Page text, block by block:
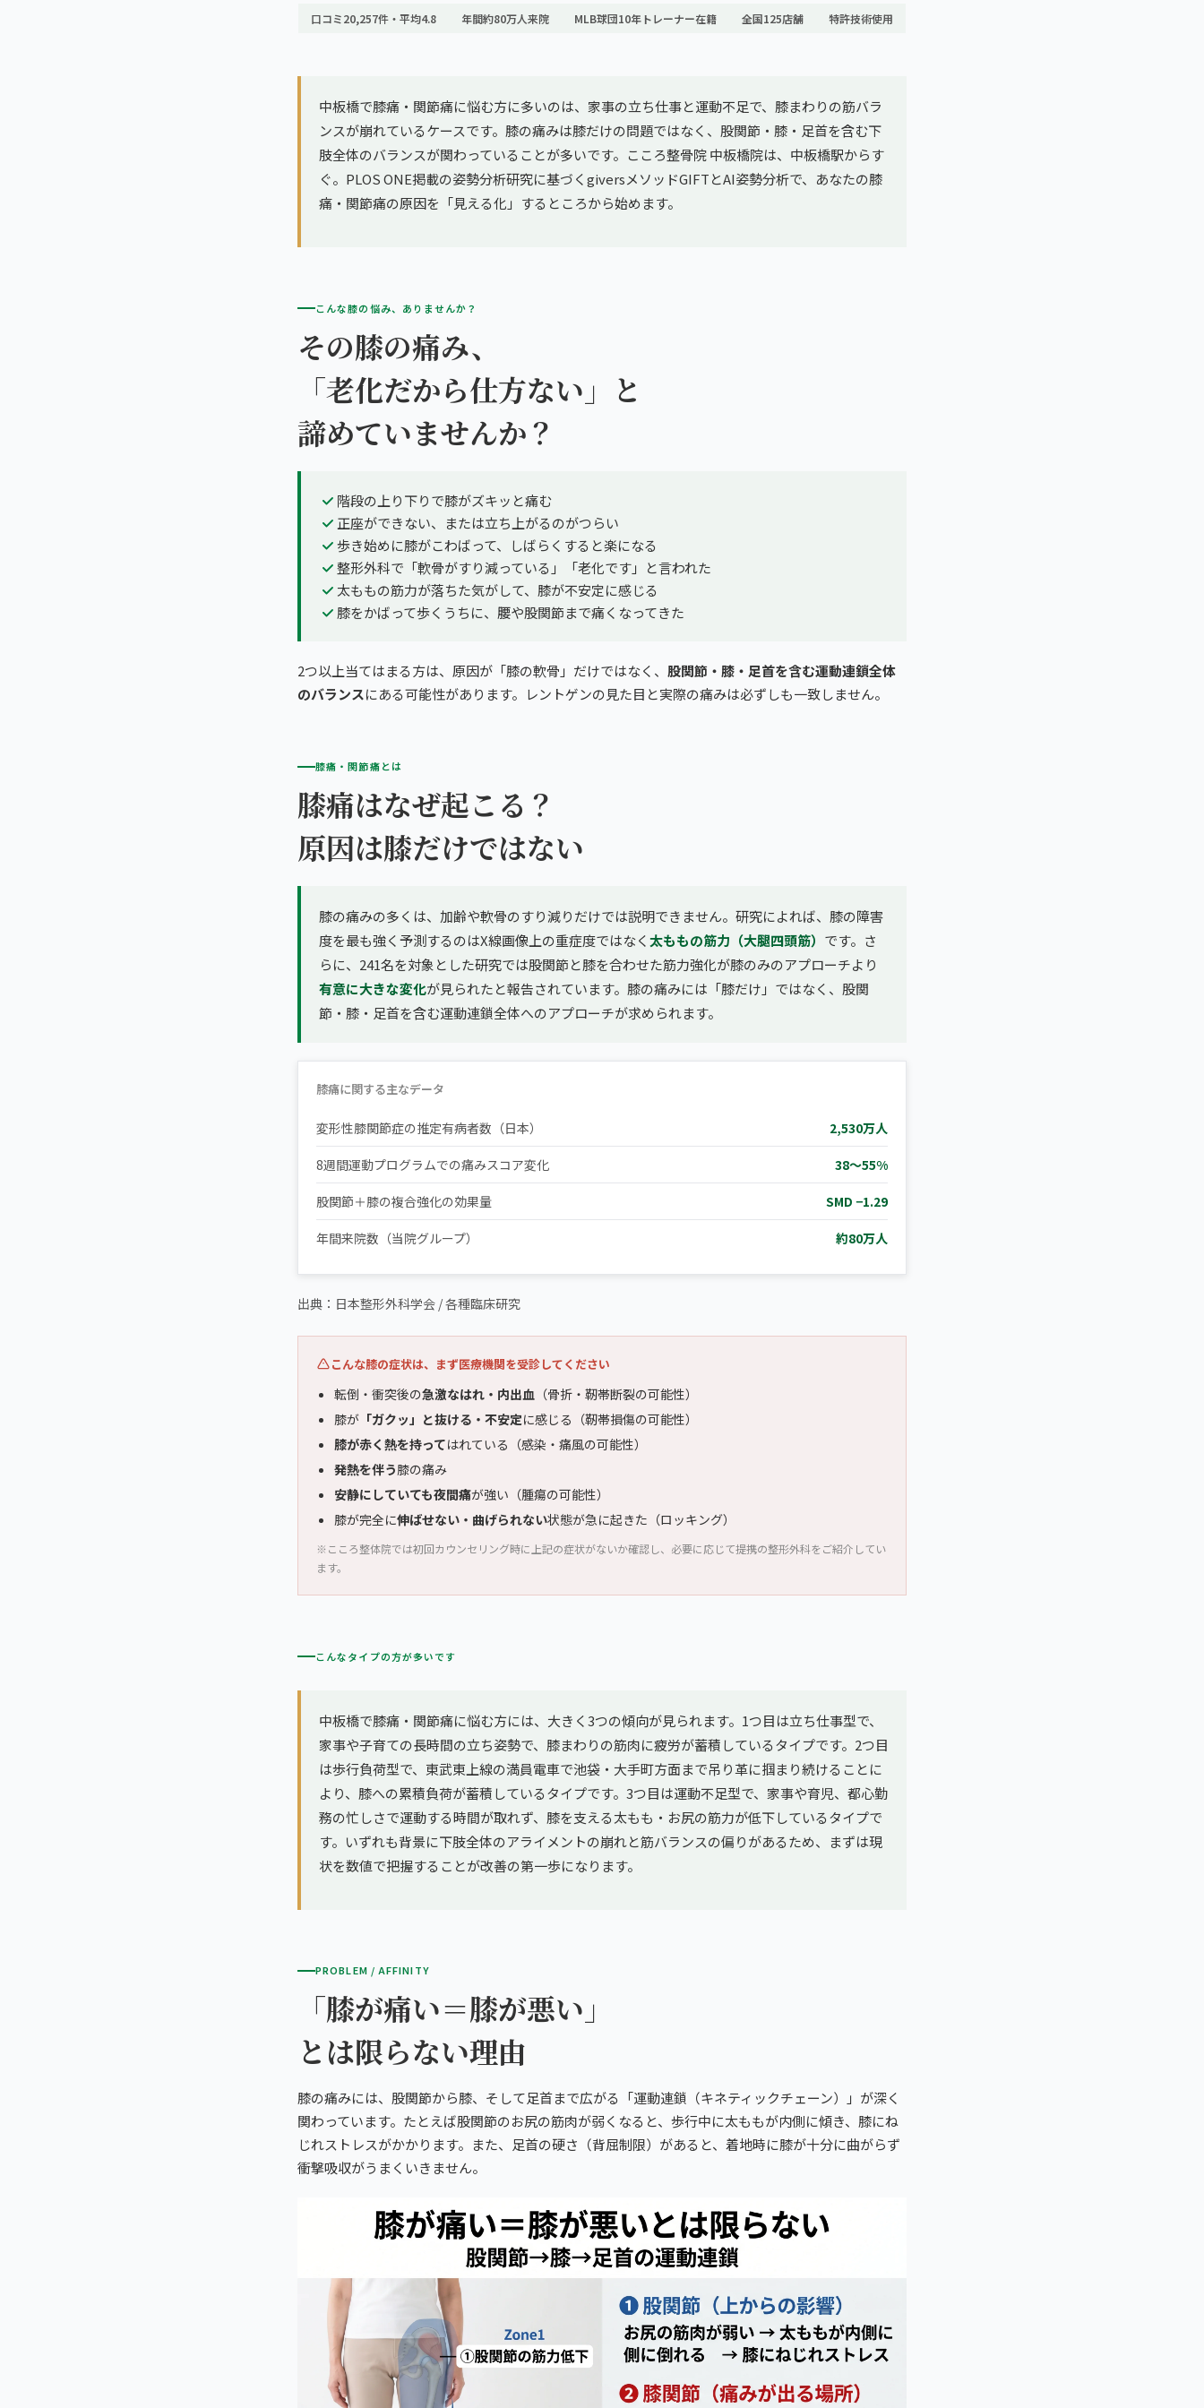
口コミ20,257件・平均4.8 年間約80万人来院 MLB球団10年トレーナー在籍 全国125店舗 特許技術使用
中板橋で膝痛・関節痛に悩む方に多いのは、家事の立ち仕事と運動不足で、膝まわりの筋バラ
ンスが崩れているケースです。膝の痛みは膝だけの問題ではなく、股関節・膝・足首を含む下
肢全体のバランスが関わっていることが多いです。こころ整骨院 中板橋院は、中板橋駅からす
ぐ。PLOS ONE掲載の姿勢分析研究に基づくgiversメソッドGIFTとAI姿勢分析で、あなたの膝
痛・関節痛の原因を「見える化」するところから始めます。
こんな膝の悩み、ありませんか？
その膝の痛み、
「老化だから仕方ない」と
諦めていませんか？
階段の上り下りで膝がズキッと痛む
正座ができない、または立ち上がるのがつらい
歩き始めに膝がこわばって、しばらくすると楽になる
整形外科で「軟骨がすり減っている」「老化です」と言われた
太ももの筋力が落ちた気がして、膝が不安定に感じる
膝をかばって歩くうちに、腰や股関節まで痛くなってきた
2つ以上当てはまる方は、原因が「膝の軟骨」だけではなく、 股関節・膝・足首を含む運動連鎖全体
のバランスにある可能性があります。レントゲンの見た目と実際の痛みは必ずしも一致しません。
膝痛・関節痛とは
膝痛はなぜ起こる？
原因は膝だけではない
膝の痛みの多くは、加齢や軟骨のすり減りだけでは説明できません。研究によれば、膝の障害
度を最も強く予測するのはX線画像上の重症度ではなく太ももの筋力（大腿四頭筋） です。さ
らに、241名を対象とした研究では股関節と膝を合わせた筋力強化が膝のみのアプローチより
有意に大きな変化が見られたと報告されています。膝の痛みには「膝だけ」ではなく、股関
節・膝・足首を含む運動連鎖全体へのアプローチが求められます。
膝痛に関する主なデータ
変形性膝関節症の推定有病者数（日本） 2,530万人
8週間運動プログラムでの痛みスコア変化 38〜55%
股関節＋膝の複合強化の効果量 SMD −1.29
年間来院数（当院グループ） 約80万人
出典：日本整形外科学会 / 各種臨床研究
こんな膝の症状は、まず医療機関を受診してください
転倒・衝突後の急激なはれ・内出血 （骨折・靭帯断裂の可能性）
膝が 「ガクッ」と抜ける・不安定に感じる（靭帯損傷の可能性）
膝が赤く熱を持ってはれている（感染・痛風の可能性）
発熱を伴う膝の痛み
安静にしていても夜間痛が強い（腫瘍の可能性）
膝が完全に伸ばせない・曲げられない状態が急に起きた（ロッキング）
※こころ整体院では初回カウンセリング時に上記の症状がないか確認し、必要に応じて提携の整形外科をご紹介してい
ます。
こんなタイプの方が多いです
中板橋で膝痛・関節痛に悩む方には、大きく3つの傾向が見られます。1つ目は立ち仕事型で、
家事や子育ての長時間の立ち姿勢で、膝まわりの筋肉に疲労が蓄積しているタイプです。2つ目
は歩行負荷型で、東武東上線の満員電車で池袋・大手町方面まで吊り革に掴まり続けることに
より、膝への累積負荷が蓄積しているタイプです。3つ目は運動不足型で、家事や育児、都心勤
務の忙しさで運動する時間が取れず、膝を支える太もも・お尻の筋力が低下しているタイプで
す。いずれも背景に下肢全体のアライメントの崩れと筋バランスの偏りがあるため、まずは現
状を数値で把握することが改善の第一歩になります。
PROBLEM / AFFINITY
「膝が痛い＝膝が悪い」
とは限らない理由
膝の痛みには、股関節から膝、そして足首まで広がる「運動連鎖（キネティックチェーン）」が深く
関わっています。たとえば股関節のお尻の筋肉が弱くなると、歩行中に太ももが内側に傾き、膝にね
じれストレスがかかります。また、足首の硬さ（背屈制限）があると、着地時に膝が十分に曲がらず
衝撃吸収がうまくいきません。